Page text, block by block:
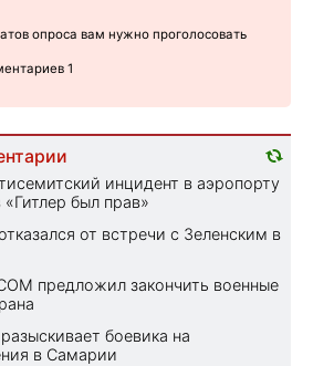
опроса вам нужно проголосовать
1
инцидент в аэропорту
был прав»
от встречи с Зеленским в
предложил закончить военные
боевика на
в Самарии